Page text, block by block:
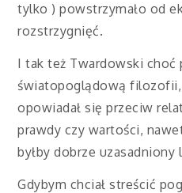
tylko ) powstrzymało od
rozstrzygnięć.
I tak też Twardowski choć
światopoglądową
opowiadał się przeciw
prawdy czy wartości,
byłby dobrze uzasadniony
Gdybym chciał streścić